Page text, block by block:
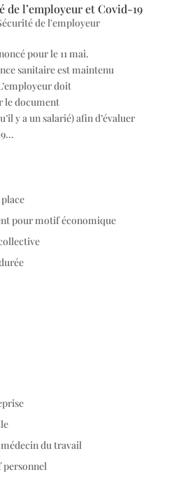
l’employeur et Covid-19
de l'employeur
pour le 11 mai.
sanitaire est maintenu
doit
le document
y a un salarié) afin d’évaluer
pour motif économique
du travail